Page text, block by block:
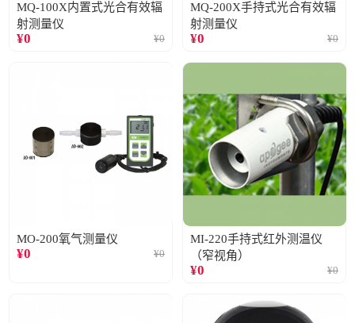
MQ-100X内置式光合有效辐
射测量仪
¥0 ¥0
MQ-200X手持式光合有效辐
射测量仪
¥0 ¥0
MO-200氧气测量仪
¥0 ¥0
MI-220手持式红外测温仪
（窄视角）
¥0 ¥0